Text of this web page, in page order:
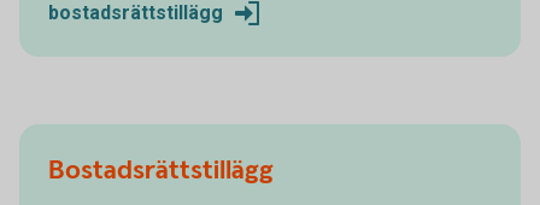
bostadsrättstillägg
Bostadsrättstillägg